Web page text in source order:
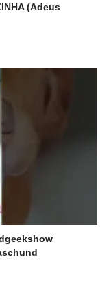
(Adeus